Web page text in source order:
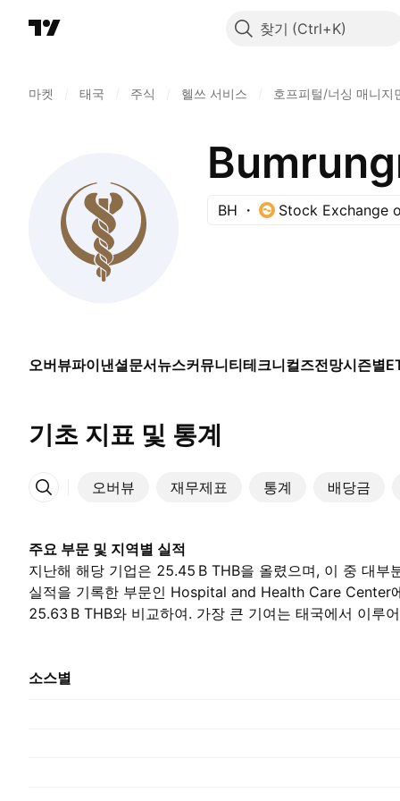
찾기
마켓 태국 주식 헬쓰 서비스 호프피털/너싱 매니지
BH Stock Exchange
오버뷰파이낸셜문서뉴스커뮤니티테크니컬즈전망시즌별
기초 지표 및 통계
오버뷰 재무제표 통계 배당금
More
주요 부문 및 지역별 실적
지난해 해당 기업은 ‪25.45 B‬ THB을 올렸으며, 이 중 대부
실적을 기록한 부문인 Hospital and Health Care Center
‪25.63 B‬ THB와 비교하여. 가장 큰 기여는 태국에서 이루
소스별